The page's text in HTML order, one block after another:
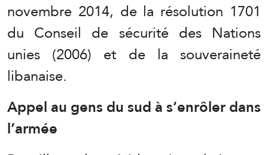
novembre 2014, de la résolution 1701
du Conseil de sécurité des Nations
unies (2006) et de la souveraineté
libanaise.
Appel au gens du sud à s’enrôler dans
l’armée